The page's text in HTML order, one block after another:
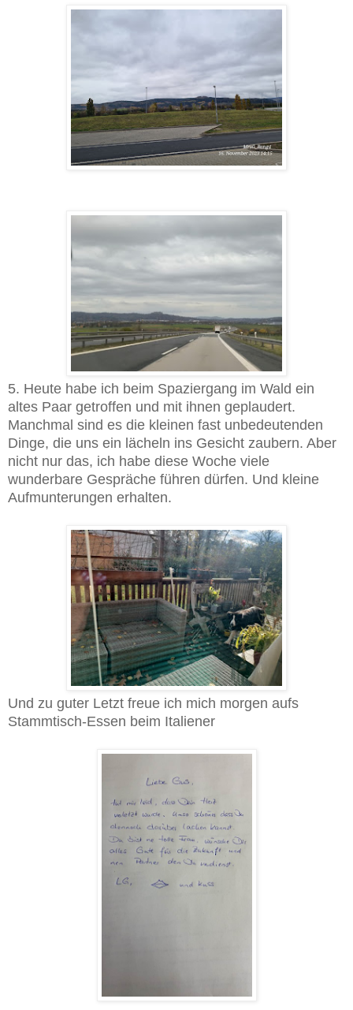
5. Heute habe ich beim Spaziergang im Wald ein
altes Paar getroffen und mit ihnen geplaudert.
Manchmal sind es die kleinen fast unbedeutenden
Dinge, die uns ein lächeln ins Gesicht zaubern. Aber
nicht nur das, ich habe diese Woche viele
wunderbare Gespräche führen dürfen. Und kleine
Aufmunterungen erhalten.
Und zu guter Letzt freue ich mich morgen aufs
Stammtisch-Essen beim Italiener